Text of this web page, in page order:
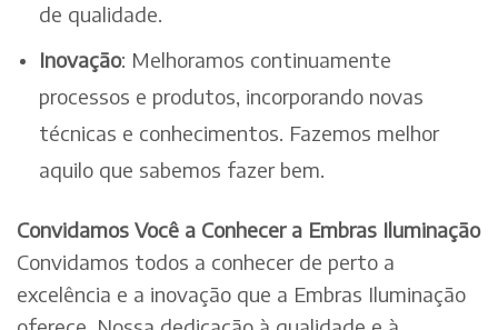
de qualidade.
Inovação: Melhoramos continuamente
processos e produtos, incorporando novas
técnicas e conhecimentos. Fazemos melhor
aquilo que sabemos fazer bem.
Convidamos Você a Conhecer a Embras Iluminação
Convidamos todos a conhecer de perto a
excelência e a inovação que a Embras Iluminação